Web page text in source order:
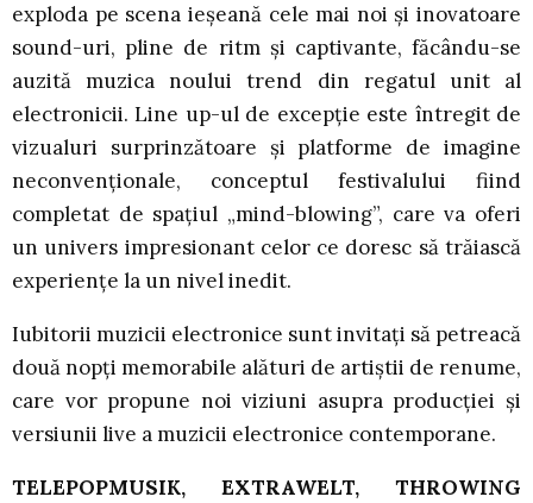
exploda pe scena ieșeană cele mai noi şi inovatoare
sound-uri, pline de ritm şi captivante, făcându-se
auzită muzica noului trend din regatul unit al
electronicii. Line up-ul de excepţie este întregit de
vizualuri surprinzătoare şi platforme de imagine
neconvenționale, conceptul festivalului fiind
completat de spațiul „mind-blowing”, care va oferi
un univers impresionant celor ce doresc să trăiască
experiențe la un nivel inedit.
Iubitorii muzicii electronice sunt invitaţi să petreacă
două nopți memorabile alături de artiștii de renume,
care vor propune noi viziuni asupra producției şi
versiunii live a muzicii electronice contemporane.
TELEPOPMUSIK, EXTRAWELT, THROWING